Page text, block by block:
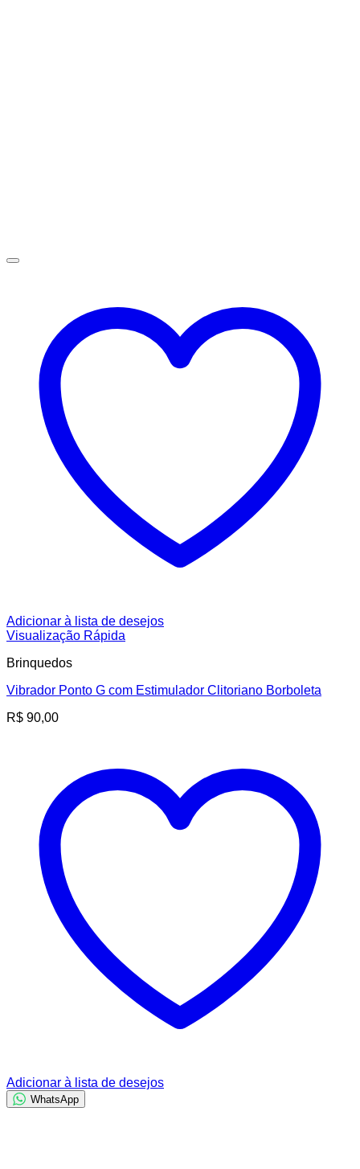
Adicionar à lista de desejos
Visualização Rápida
Brinquedos
Vibrador Ponto G com Estimulador Clitoriano Borboleta
R$ 90,00
Adicionar à lista de desejos
WhatsApp